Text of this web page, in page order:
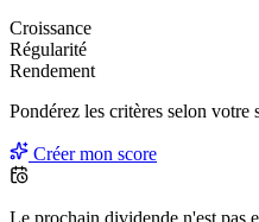
Croissance
Régularité
Rendement
Pondérez les critères selon votre
Créer mon score